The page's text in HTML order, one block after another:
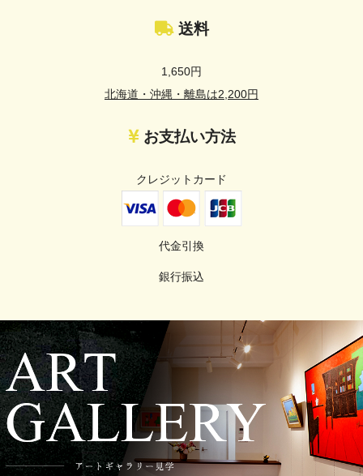
送料
1,650円
北海道・沖縄・離島は2,200円
お支払い方法
クレジットカード
代金引換
銀行振込